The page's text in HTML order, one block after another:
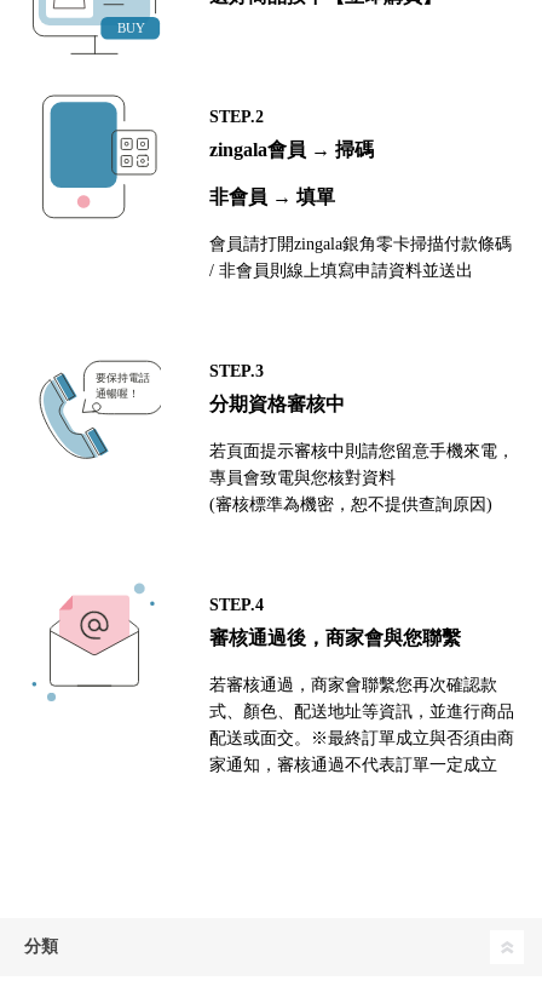
STEP.2
zingala會員 → 掃碼
非會員 → 填單
會員請打開zingala銀角零卡掃描付款條碼
/ 非會員則線上填寫申請資料並送出
STEP.3
分期資格審核中
若頁面提示審核中則請您留意手機來電，
專員會致電與您核對資料
(審核標準為機密，恕不提供查詢原因)
STEP.4
審核通過後，商家會與您聯繫
若審核通過，商家會聯繫您再次確認款
式、顏色、配送地址等資訊，並進行商品
配送或面交。※最終訂單成立與否須由商
家通知，審核通過不代表訂單一定成立
分類